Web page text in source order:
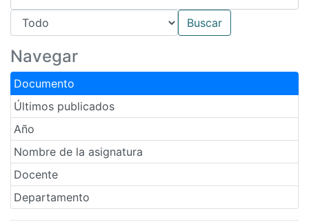
Navegar
Documento
Últimos publicados
Año
Nombre de la asignatura
Docente
Departamento